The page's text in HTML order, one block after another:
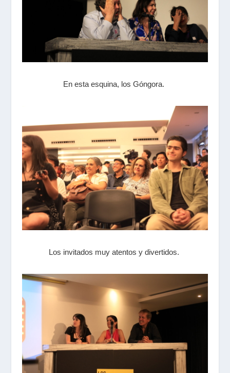
En esta esquina, los Góngora.
Los invitados muy atentos y divertidos.